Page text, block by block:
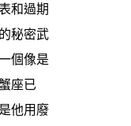
和過期
秘密武
個像是
座已
他用廢